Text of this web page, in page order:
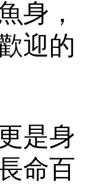
身，
迎的
是身
命百